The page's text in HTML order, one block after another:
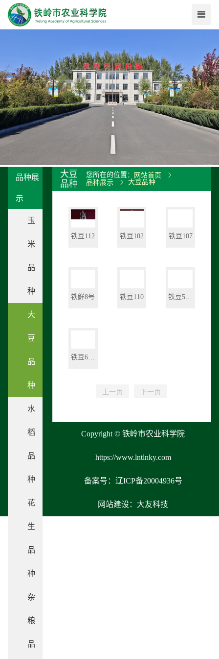
品种展
示
玉
米
品
种
大
豆
品
种
水
稻
品
种
花
生
品
种
杂
粮
品
大豆
品种
您所在的位置：
网站首页
品种展示
大豆品种
铁豆112 铁豆102 铁豆107
铁鲜8号 铁豆110
铁豆62（系号：铁02007-3）
Copyright © 铁岭市农业科学院
https://www.lntlnky.com
备案号：辽ICP备20004936号
网站建设：大友科技